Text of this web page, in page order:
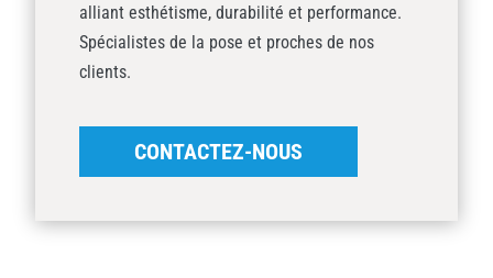
alliant esthétisme, durabilité et performance.
Spécialistes de la pose et proches de nos
clients.
CONTACTEZ-NOUS